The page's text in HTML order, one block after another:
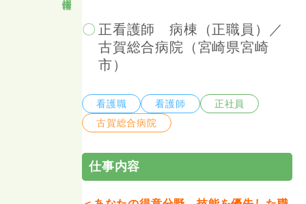
正看護師 病棟（正職員）／
古賀総合病院（宮崎県宮崎
市）
看護職 看護師
正社員
古賀総合病院
仕事内容